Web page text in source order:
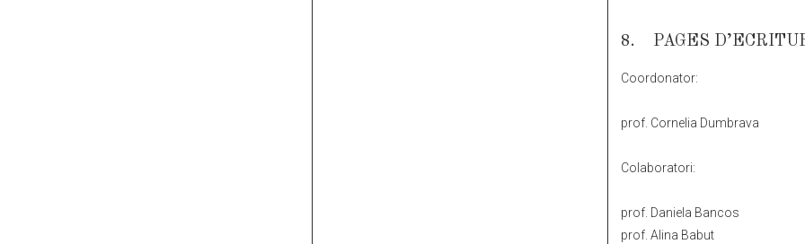
8. PAGES
Coordonator:
prof. Cornelia Dumbrava
Colaboratori:
prof. Daniela Bancos
prof. Alina Babut